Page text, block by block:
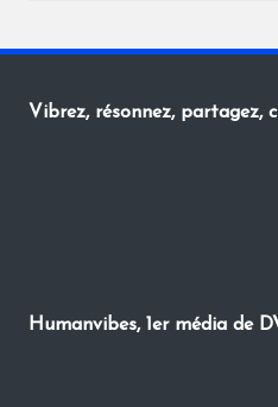
Vibrez, résonnez, partagez,
Humanvibes, 1er média de